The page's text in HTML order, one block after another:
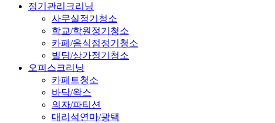
정기관리크리닝
사무실정기청소
학교/학원정기청소
카페/음식점정기청소
빌딩/상가정기청소
오피스크리닝
카페트청소
바닥/왁스
의자/파티션
대리석연마/광택